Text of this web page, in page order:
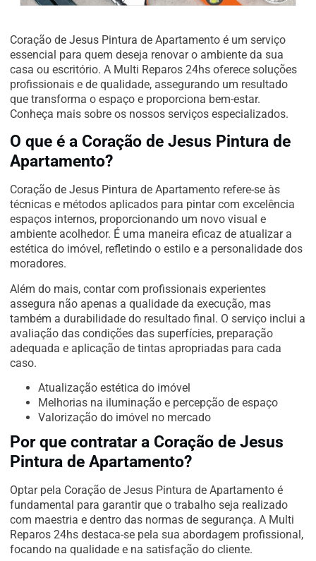
Coração de Jesus Pintura de Apartamento é um serviço
essencial para quem deseja renovar o ambiente da sua
casa ou escritório. A Multi Reparos 24hs oferece soluções
profissionais e de qualidade, assegurando um resultado
que transforma o espaço e proporciona bem-estar.
Conheça mais sobre os nossos serviços especializados.
O que é a Coração de Jesus Pintura de
Apartamento?
Coração de Jesus Pintura de Apartamento refere-se às
técnicas e métodos aplicados para pintar com excelência
espaços internos, proporcionando um novo visual e
ambiente acolhedor. É uma maneira eficaz de atualizar a
estética do imóvel, refletindo o estilo e a personalidade dos
moradores.
Além do mais, contar com profissionais experientes
assegura não apenas a qualidade da execução, mas
também a durabilidade do resultado final. O serviço inclui a
avaliação das condições das superfícies, preparação
adequada e aplicação de tintas apropriadas para cada
caso.
Atualização estética do imóvel
Melhorias na iluminação e percepção de espaço
Valorização do imóvel no mercado
Por que contratar a Coração de Jesus
Pintura de Apartamento?
Optar pela Coração de Jesus Pintura de Apartamento é
fundamental para garantir que o trabalho seja realizado
com maestria e dentro das normas de segurança. A Multi
Reparos 24hs destaca-se pela sua abordagem profissional,
focando na qualidade e na satisfação do cliente.